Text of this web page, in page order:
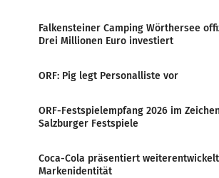
Falkensteiner Camping Wörthersee
Drei Millionen Euro investiert
ORF: Pig legt Personalliste vor
ORF-Festspielempfang 2026 im
Salzburger Festspiele
Coca-Cola präsentiert
Markenidentität